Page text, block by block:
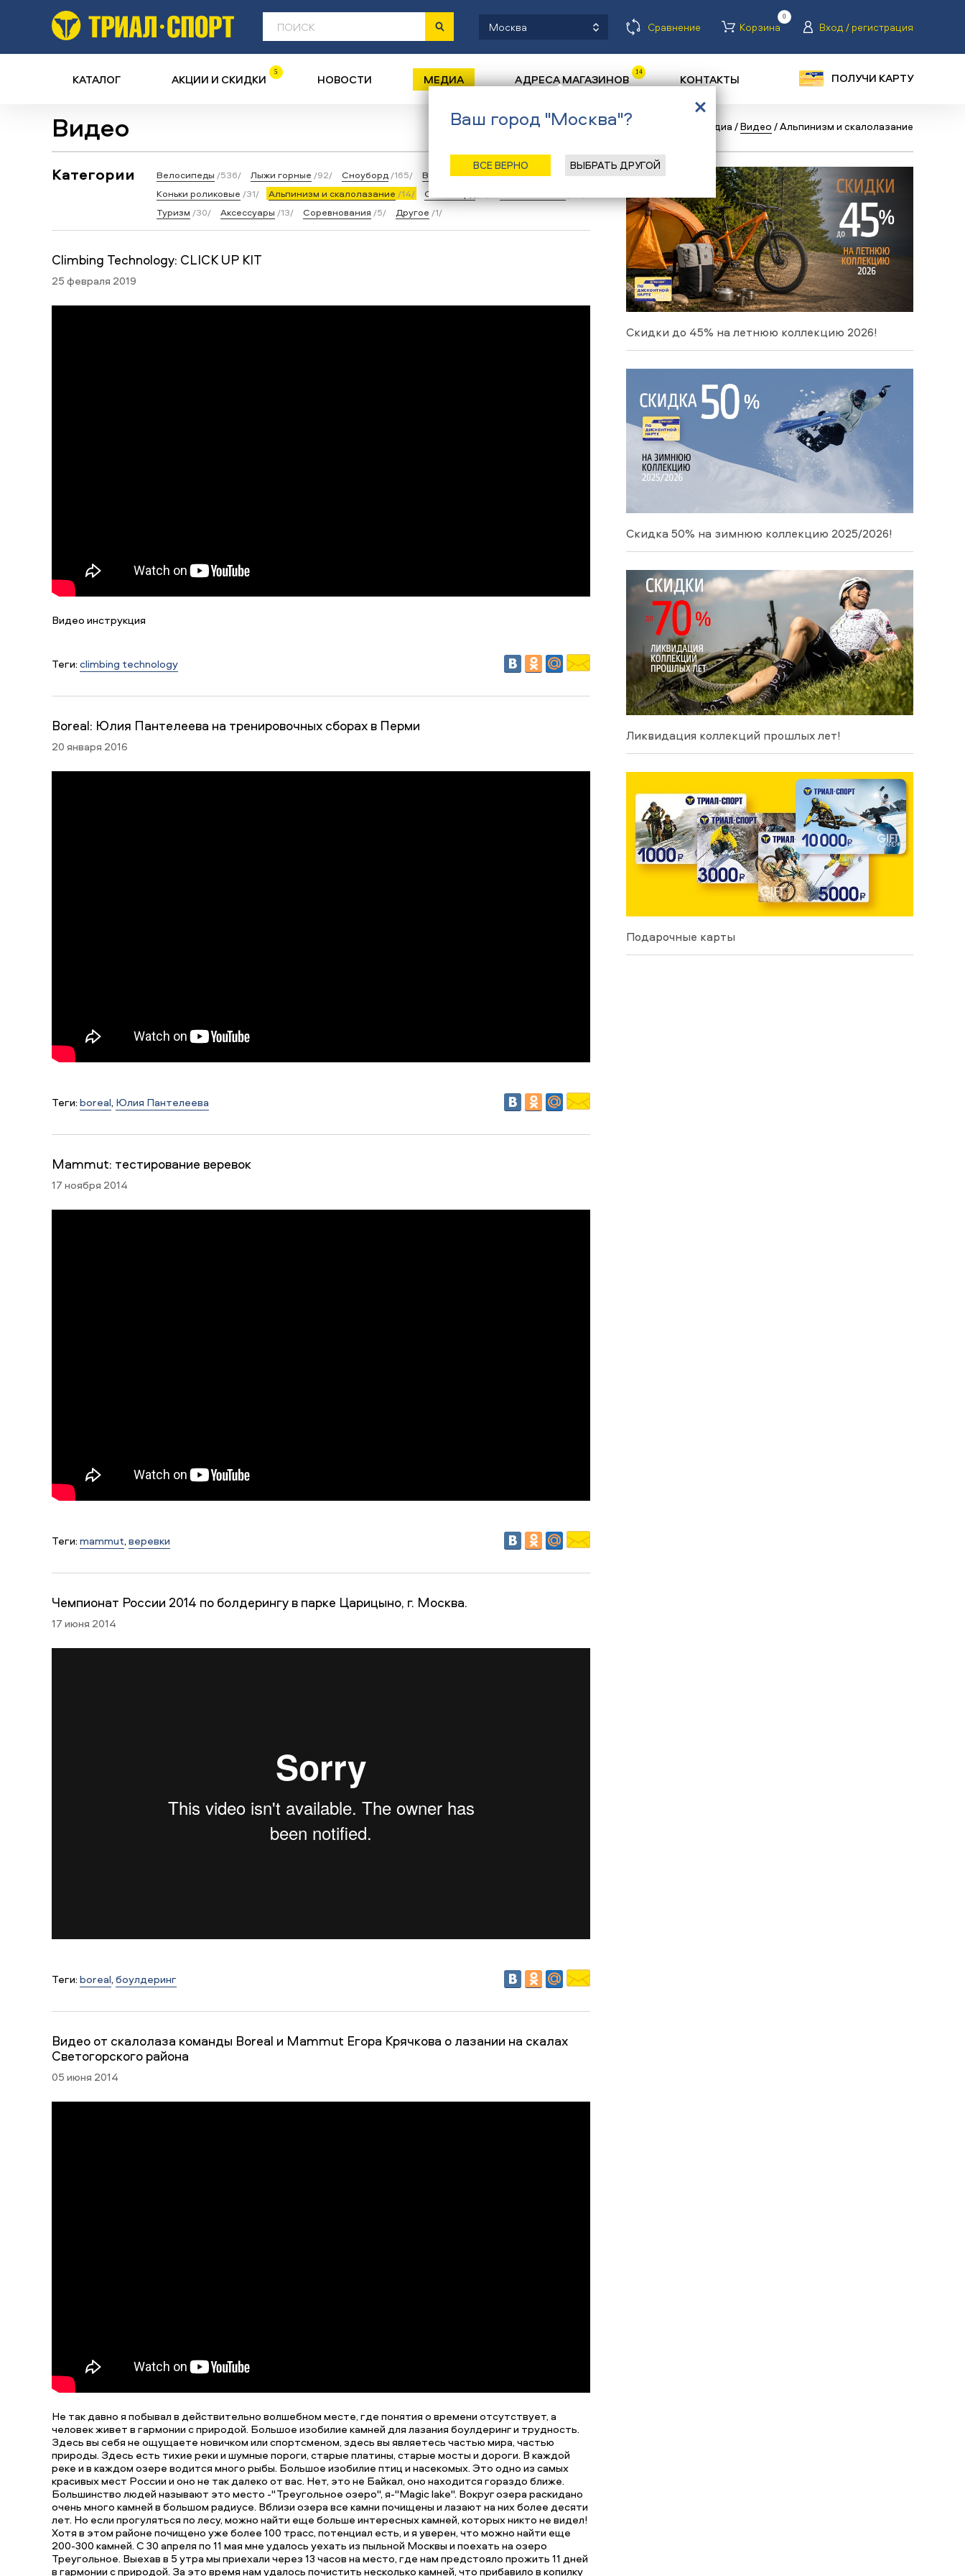
Москва Сравнение Корзина
0
Вход / регистрация
КАТАЛОГ АКЦИИ И СКИДКИ 5 НОВОСТИ МЕДИА АДРЕСА МАГАЗИНОВ 14 КОНТАКТЫ ПОЛУЧИ КАРТУ
Видео Назад Медиа /Видео /Альпинизм и скалолазание
Категории Велосипеды /536/ Лыжи горные /92/ Сноуборд /165/ Велосипеды BMX/105/
Коньки роликовые /31/ Альпинизм и скалолазание /14/ Скейтборд
Туризм /30/ Аксессуары /13/ Соревнования /5/ Другое /1/
Climbing Technology: CLICK UP KIT
25 февраля 2019
Видео инструкция
Теги:climbing technology
Boreal: Юлия Пантелеева на тренировочных сборах в Перми
20 января 2016
Теги:boreal, Юлия Пантелеева
Mammut: тестирование веревок
17 ноября 2014
Теги:mammut,веревки
Чемпионат России 2014 по болдерингу в парке Царицыно, г. Москва.
17 июня 2014
Теги:boreal,боулдеринг
Видео от скалолаза команды Boreal и Mammut Егора Крячкова о лазании на скалах
Светогорского района
05 июня 2014
Не так давно я побывал в действительно волшебном месте, где понятия о времени отсутствует, а
человек живет в гармонии с природой. Большое изобилие камней для лазания боулдеринг и трудность.
Здесь вы себя не ощущаете новичком или спортсменом, здесь вы являетесь частью мира, частью
природы. Здесь есть тихие реки и шумные пороги, старые платины, старые мосты и дороги. В каждой
реке и в каждом озере водится много рыбы. Большое изобилие птиц и насекомых. Это одно из самых
красивых мест России и оно не так далеко от вас. Нет, это не Байкал, оно находится гораздо ближе.
Большинство людей называют это место -"Треугольное озеро", я-"Magic lake". Вокруг озера раскидано
очень много камней в большом радиусе. Вблизи озера все камни почищены и лазают на них более десяти
лет. Но если прогуляться по лесу, можно найти еще больше интересных камней, которых никто не видел!
Хотя в этом районе почищено уже более 100 трасс, потенциал есть, и я уверен, что можно найти еще
200-300 камней. С 30 апреля по 11 мая мне удалось уехать из пыльной Москвы и поехать на озеро
Треугольное. Выехав в 5 утра мы приехали через 13 часов на место, где нам предстояло прожить 11 дней
в гармонии с природой. За это время нам удалось почистить несколько камней, что прибавило в копилку
Скидки до 45% на летнюю коллекцию 2026!
Скидка 50% на зимнюю коллекцию 2025/2026!
Ликвидация коллекций прошлых лет!
Подарочные карты
Ваш город "Москва"?
ВСЕ ВЕРНО ВЫБРАТЬ ДРУГОЙ